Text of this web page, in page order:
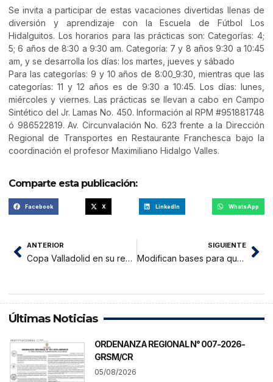
Se invita a participar de estas vacaciones divertidas llenas de
diversión y aprendizaje con la Escuela de Fútbol Los
Hidalguitos. Los horarios para las prácticas son: Categorías: 4;
5; 6 años de 8:30 a 9:30 am. Categoría: 7 y 8 años 9:30 a 10:45
am, y se desarrolla los días: los martes, jueves y sábado
Para las categorías: 9 y 10 años de 8:00_9:30, mientras que las
categorías: 11 y 12 años es de 9:30 a 10:45. Los días: lunes,
miércoles y viernes. Las prácticas se llevan a cabo en Campo
Sintético del Jr. Lamas No. 450. Información al RPM #951881748
ó 986522819. Av. Circunvalación No. 623 frente a la Dirección
Regional de Transportes en Restaurante Franchesca bajo la
coordinación el profesor Maximiliano Hidalgo Valles.
Comparte esta publicación:
Facebook X LinkedIn WhatsApp
ANTERIOR
Copa Valladolid en su recta final
SIGUIENTE
Modifican bases para que Comercio juegue en Nueva Cajamarca
Últimas Noticias
ORDENANZA REGIONAL N° 007-2026-
GRSM/CR
05/08/2026